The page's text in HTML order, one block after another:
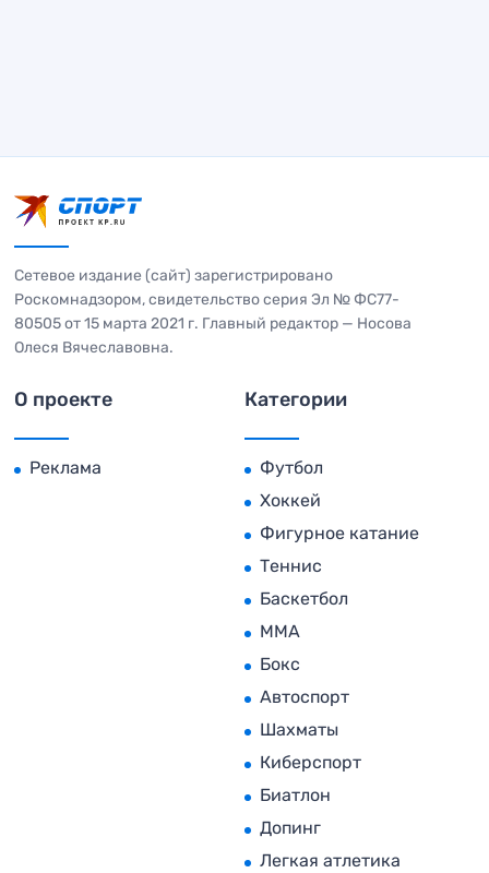
Сетевое издание (сайт) зарегистрировано
Роскомнадзором, свидетельство серия Эл № ФС77-
80505 от 15 марта 2021 г. Главный редактор — Носова
Олеся Вячеславовна.
О проекте
Реклама
Категории
Футбол
Хоккей
Фигурное катание
Теннис
Баскетбол
MMA
Бокс
Автоспорт
Шахматы
Киберспорт
Биатлон
Допинг
Легкая атлетика